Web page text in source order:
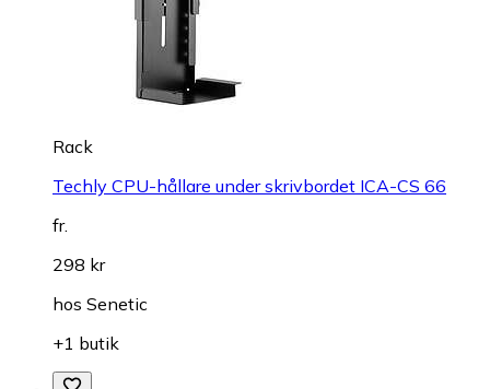
Rack
Techly CPU-hållare under skrivbordet ICA-CS 66
fr.
298 kr
hos Senetic
+1 butik